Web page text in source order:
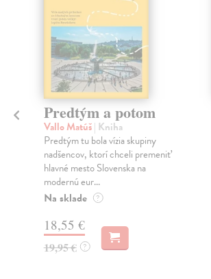
Predtým a potom
Vallo Matúš| Kniha
Predtým tu bola vízia skupiny
nadšencov, ktorí chceli premeniť
hlavné mesto Slovenska na
modernú eur...
Na sklade ?
18,55 €
19,95 € ?